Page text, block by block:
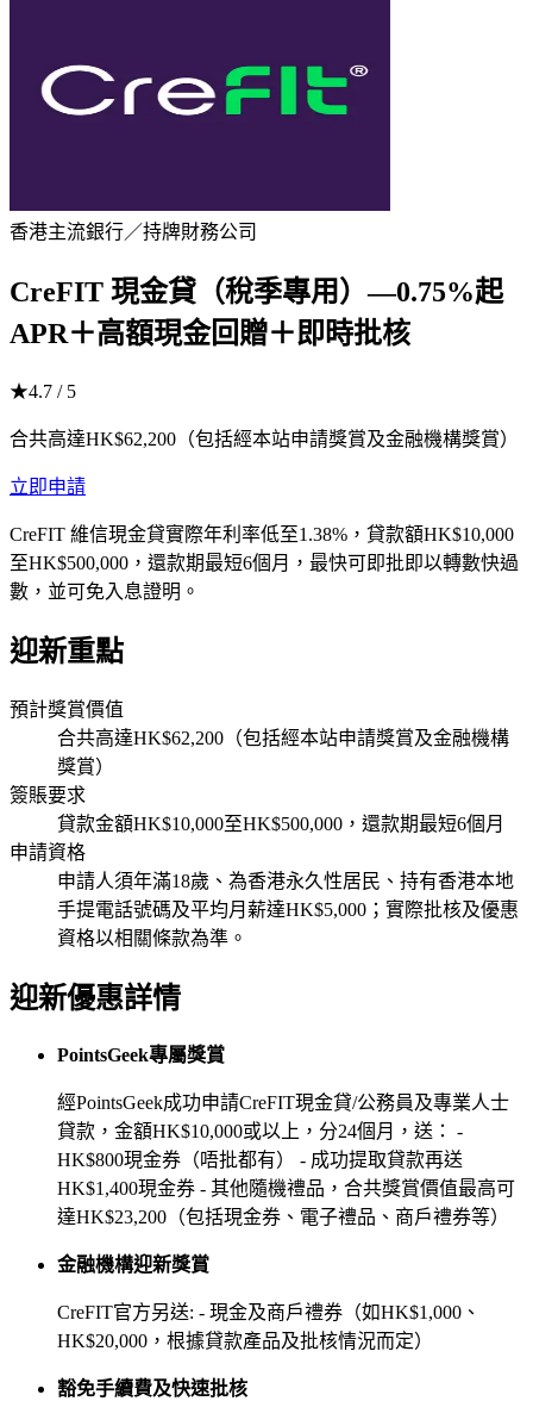
香港主流銀行／持牌財務公司
CreFIT 現金貸（稅季專用）—0.75%起
APR＋高額現金回贈＋即時批核
★4.7 / 5
合共高達HK$62,200（包括經本站申請獎賞及金融機構獎賞）
立即申請
CreFIT 維信現金貸實際年利率低至1.38%，貸款額HK$10,000
至HK$500,000，還款期最短6個月，最快可即批即以轉數快過
數，並可免入息證明。
迎新重點
預計獎賞價值
合共高達HK$62,200（包括經本站申請獎賞及金融機構
獎賞）
簽賬要求
貸款金額HK$10,000至HK$500,000，還款期最短6個月
申請資格
申請人須年滿18歲、為香港永久性居民、持有香港本地
手提電話號碼及平均月薪達HK$5,000；實際批核及優惠
資格以相關條款為準。
迎新優惠詳情
PointsGeek專屬獎賞
經PointsGeek成功申請CreFIT現金貸/公務員及專業人士
貸款，金額HK$10,000或以上，分24個月，送： -
HK$800現金券（唔批都有） - 成功提取貸款再送
HK$1,400現金券 - 其他隨機禮品，合共獎賞價值最高可
達HK$23,200（包括現金券、電子禮品、商戶禮券等）
金融機構迎新獎賞
CreFIT官方另送: - 現金及商戶禮券（如HK$1,000、
HK$20,000，根據貸款產品及批核情況而定）
豁免手續費及快速批核